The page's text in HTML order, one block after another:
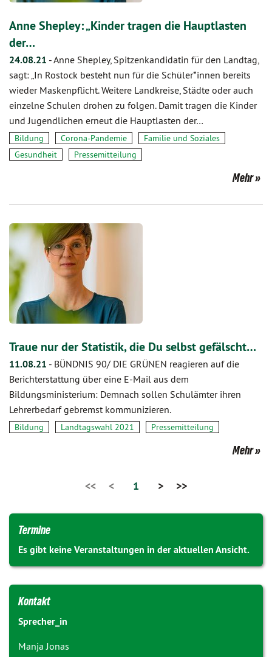
Anne Shepley: „Kinder tragen die Hauptlasten
der…
24.08.21 -Anne Shepley, Spitzenkandidatin für den Landtag,
sagt: „In Rostock besteht nun für die Schüler*innen bereits
wieder Maskenpflicht. Weitere Landkreise, Städte oder auch
einzelne Schulen drohen zu folgen. Damit tragen die Kinder
und Jugendlichen erneut die Hauptlasten der…
Bildung Corona-Pandemie
Familie und Soziales
Gesundheit
Pressemitteilung
Mehr
Traue nur der Statistik, die Du selbst gefälscht…
11.08.21 - BÜNDNIS 90/ DIE GRÜNEN reagieren auf die
Berichterstattung über eine E-Mail aus dem
Bildungsministerium: Demnach sollen Schulämter ihren
Lehrerbedarf gebremst kommunizieren.
Bildung Landtagswahl 2021 Pressemitteilung
Mehr
<< < 1 > >>
Termine
Es gibt keine Veranstaltungen in der aktuellen Ansicht.
Kontakt
Sprecher_in
Manja Jonas